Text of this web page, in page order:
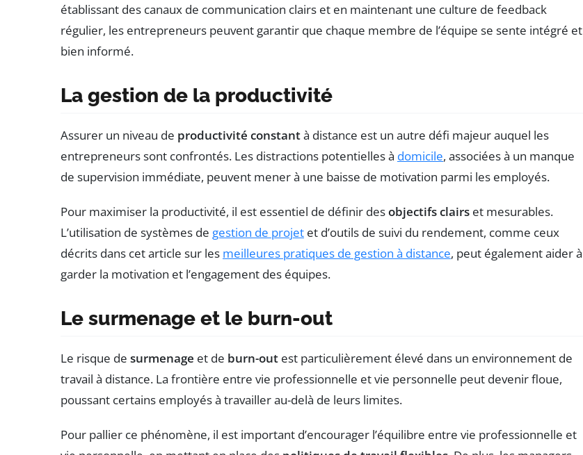
établissant des canaux de communication clairs et en maintenant une culture de feedback
régulier, les entrepreneurs peuvent garantir que chaque membre de l’équipe se sente intégré et
bien informé.
La gestion de la productivité
Assurer un niveau de productivité constantà distance est un autre défi majeur auquel les
entrepreneurs sont confrontés. Les distractions potentielles à domicile, associées à un manque
de supervision immédiate, peuvent mener à une baisse de motivation parmi les employés.
Pour maximiser la productivité, il est essentiel de définir desobjectifs clairs et mesurables.
L’utilisation de systèmes de gestion de projet et d’outils de suivi du rendement, comme ceux
décrits dans cet article sur les meilleures pratiques de gestion à distance, peut également aider à
garder la motivation et l’engagement des équipes.
Le surmenage et le burn-out
Le risque de surmenage et de burn-out est particulièrement élevé dans un environnement de
travail à distance. La frontière entre vie professionnelle et vie personnelle peut devenir floue,
poussant certains employés à travailler au-delà de leurs limites.
Pour pallier ce phénomène, il est important d’encourager l’équilibre entre vie professionnelle et